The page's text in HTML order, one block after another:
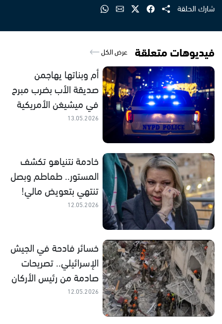
شارك الحلقة
فيديوهات متعلقة عرض الكل
أم وبناتها يهاجمن
صديقة الأب بضرب مبرح
في ميشيغن الأمريكية
13.05.2026
خادمة نتنياهو تكشف
المستور.. طماطم وبصل
تنتهي بتعويض مالي!
12.05.2026
خسائر فادحة في الجيش
الإسرائيلي.. تصريحات
صادمة من رئيس الأركان
12.05.2026